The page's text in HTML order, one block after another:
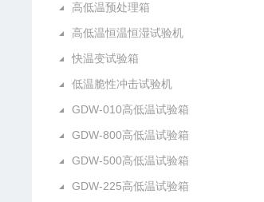
高低温预处理箱
高低温恒温恒湿试验机
快温变试验箱
低温脆性冲击试验机
GDW-010高低温试验箱
GDW-800高低温试验箱
GDW-500高低温试验箱
GDW-225高低温试验箱